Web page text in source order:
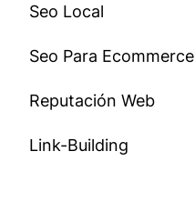
Seo Local
Seo Para Ecommerce
Reputación Web
Link-Building